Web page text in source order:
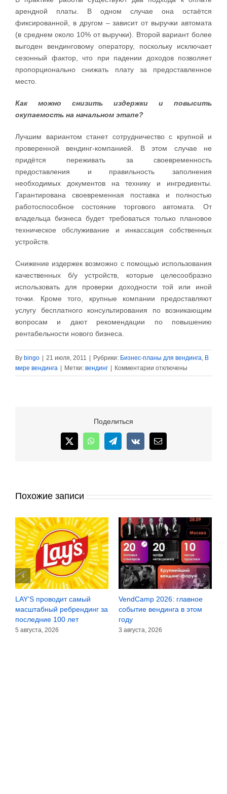
арендной платы. В одном случае она остаётся
фиксированной, в другом – зависит от выручки автомата
(в среднем около 10% от выручки). Второй вариант более
выгоден вендинговому оператору, поскольку исключает
сезонный фактор, что при падении доходов позволяет
пропорционально снижать плату за предоставленное
место.
Как можно снизить издержки и повысить
окупаемость на начальном этапе?
Лучшим вариантом станет сотрудничество с крупной и
проверенной вендинг-компанией. В этом случае не
придётся переживать за своевременность
предоставления и правильность заполнения
необходимых документов на технику и ингредиенты.
Гарантирована своевременная поставка и полностью
работоспособное состояние торгового автомата. От
владельца бизнеса будет требоваться только плановое
техническое обслуживание и инкассация собственных
устройств.
Снижение издержек возможно с помощью использования
качественных б/у устройств, которые целесообразно
использовать для проверки доходности той или иной
точки. Кроме того, крупные компании предоставляют
услугу бесплатного консультирования по возникающим
вопросам и дают рекомендации по повышению
рентабельности нового бизнеса.
By bingo 21 июля, 2011 Рубрики: Бизнес-планы для вендинга, В
мире вендинга
Метки: вендинг Комментарии к
записи
нуля?
отключены
Поделиться
X WhatsAppTelegram
Vk Email
Похожие записи
LAY’S проводит самый
масштабный ребрендинг за
последние 100 лет
5 августа, 2026
VendCamp 2026: главное
событие вендинга в этом
году
3 августа, 2026